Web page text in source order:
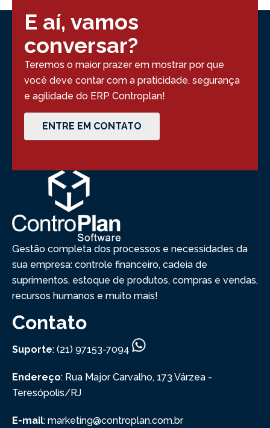
E aí, vamos
conversar?
Teremos o maior prazer em mostrar por que
você deve contar com a praticidade, segurança
e agilidade do ERP Controplan!
ENTRE EM CONTATO
Gestão completa dos processos e necessidades da
sua empresa: controle financeiro, cadeia de
suprimentos, estoque de produtos, compras e vendas,
recursos humanos e muito mais!
Contato
Suporte: (21) 97153-7094
Endereço: Rua Major Carvalho, 173 Várzea -
Teresópolis/RJ
E-mail: marketing@controplan.com.br